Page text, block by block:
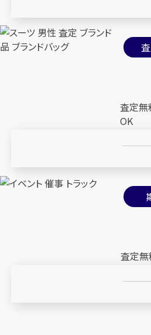
査定
OK
査定